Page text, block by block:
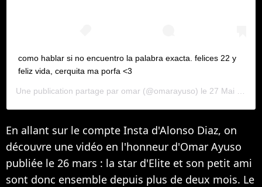
como hablar si no encuentro la palabra exacta. felices 22 y
feliz vida, cerquita ma porfa <3
Une publication partage par omar (@omarayuso) le 27 Mai 2020 3 :23 PDT
En allant sur le compte Insta d'Alonso Diaz, on
découvre une vidéo en l'honneur d'Omar Ayuso
publiée le 26 mars : la star d'Elite et son petit ami
sont donc ensemble depuis plus de deux mois. Le